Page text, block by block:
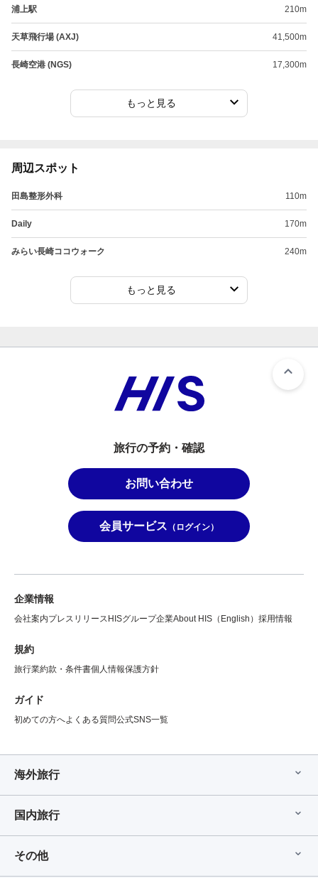
浦上駅 210m
天草飛行場 (AXJ) 41,500m
長崎空港 (NGS) 17,300m
もっと見る
周辺スポット
田島整形外科 110m
Daily 170m
みらい長崎ココウォーク 240m
もっと見る
旅行の予約・確認
お問い合わせ
会員サービス （ログイン）
企業情報
会社案内プレスリリース HISグループ企業About HIS（English） 採用情報
規約
旅行業約款・条件書個人情報保護方針
ガイド
初めての方へよくある質問公式SNS一覧
海外旅行
国内旅行
その他